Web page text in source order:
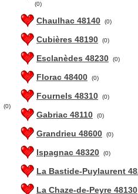
(0)
(0)
Chaulhac 48140 (0)
Cubières 48190 (0)
Esclanèdes 48230 (0)
Florac 48400 (0)
Fournels 48310 (0)
Gabriac 48110 (0)
Grandrieu 48600 (0)
Ispagnac 48320 (0)
La Bastide-Puylaurent
La Chaze-de-Peyre 48130